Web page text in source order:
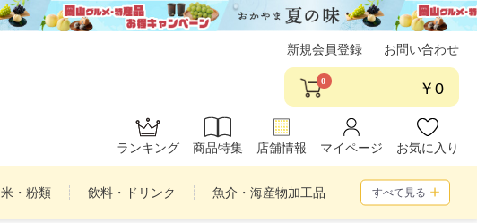
新規会員登録 お問い合わせ
0 ￥0
ランキング 商品特集 店舗情報 マイページ お気に入り
米・粉類 飲料・ドリンク 魚介・海産物加工品 すべて見る